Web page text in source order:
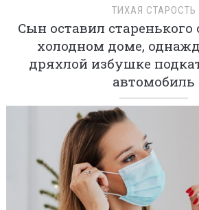
ТИХАЯ СТАРОСТЬ
Сын оставил старенького
холодном доме,
дряхлой избушке
автомобиль